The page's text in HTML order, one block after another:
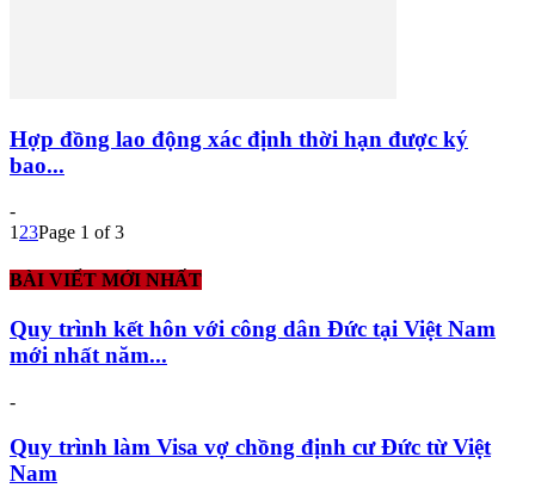
Hợp đồng lao động xác định thời hạn được ký
bao...
-
123Page 1 of 3
BÀI VIẾT MỚI NHẤT
Quy trình kết hôn với công dân Đức tại Việt Nam
mới nhất năm...
-
Quy trình làm Visa vợ chồng định cư Đức từ Việt
Nam